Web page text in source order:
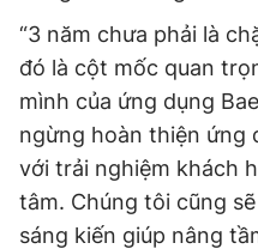
“3 năm chưa phải là
đó là cột mốc quan
mình của ứng dụng
ngừng hoàn thiện ứng
với trải nghiệm khách
tâm. Chúng tôi cũng
sáng kiến giúp nâng